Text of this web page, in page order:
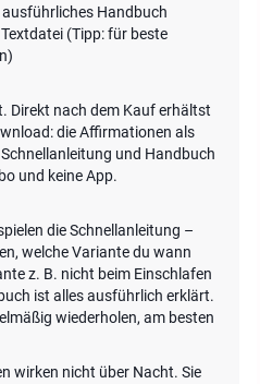
Handbuch
(Tipp: für beste
Direkt nach dem Kauf erhältst
die Affirmationen als
und Handbuch
und keine App.
die Schnellanleitung –
welche Variante du wann
z. B. nicht beim Einschlafen
ist alles ausführlich erklärt.
wiederholen, am besten
wirken nicht über Nacht. Sie